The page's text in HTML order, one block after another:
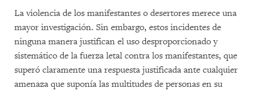
La violencia de los manifestantes o desertores merece una
mayor investigación. Sin embargo, estos incidentes de
ninguna manera justifican el uso desproporcionado y
sistemático de la fuerza letal contra los manifestantes, que
superó claramente una respuesta justificada ante cualquier
amenaza que suponía las multitudes de personas en su